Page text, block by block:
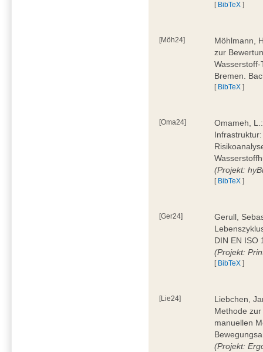
[ BibTeX ]
[Möh24]
Möhlmann,
zur
Bremen.
[ BibTeX ]
[Oma24]
Omameh,
(Projekt:
[ BibTeX ]
[Ger24]
Gerull,
DIN EN ISO
(Projekt:
[ BibTeX ]
[Lie24]
Liebchen,
Methode
manuellen
(Projekt: